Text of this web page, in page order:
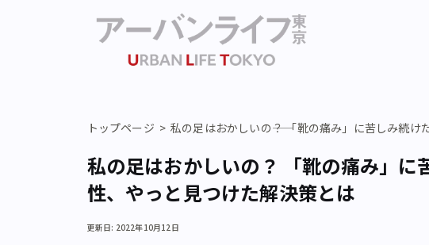
トップページ 私の足はおかしいの――？ 「靴の痛み」に苦しみ続
私の足はおかしいの――？ 「靴の痛み」
性、やっと見つけた解決策とは
更新日: 2022年10月12日